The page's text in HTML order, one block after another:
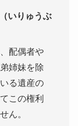
いりゅうぶ
配偶者や
姉妹を除
る遺産の
この権利
ん。